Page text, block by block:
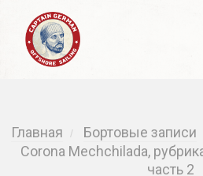
Главная / Бортовые записи
Corona Mechchilada,
часть 2